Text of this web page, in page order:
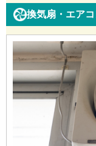
換気扇・エア